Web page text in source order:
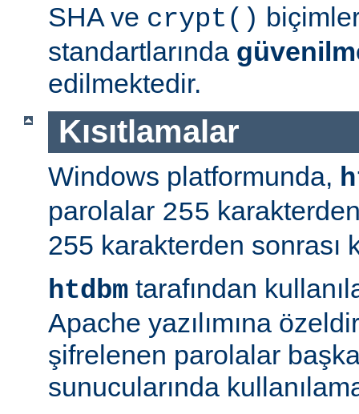
SHA ve crypt()
standartlarında
edilmektedir.
Kısıtlamalar
Windows platformunda,
parolalar 255
255 karakterden sonrası
htdbm tarafından
Apache yazılımına
şifrelenen parolalar
sunucularında